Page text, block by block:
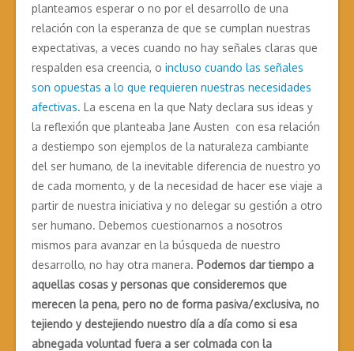
planteamos esperar o no por el desarrollo de una
relación con la esperanza de que se cumplan nuestras
expectativas, a veces cuando no hay señales claras que
respalden esa creencia, o incluso cuando las señales
son opuestas a lo que requieren nuestras necesidades
afectivas. La escena en la que Naty declara sus ideas y
la reflexión que planteaba Jane Austen con esa relación
a destiempo son ejemplos de la naturaleza cambiante
del ser humano, de la inevitable diferencia de nuestro yo
de cada momento, y de la necesidad de hacer ese viaje a
partir de nuestra iniciativa y no delegar su gestión a otro
ser humano. Debemos cuestionarnos a nosotros
mismos para avanzar en la búsqueda de nuestro
desarrollo, no hay otra manera. Podemos dar tiempo a
aquellas cosas y personas que consideremos que
merecen la pena, pero no de forma pasiva/exclusiva, no
tejiendo y destejiendo nuestro día a día como si esa
abnegada voluntad fuera a ser colmada con la